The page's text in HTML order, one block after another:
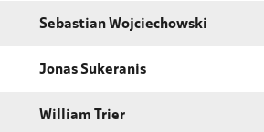
Sebastian Wojciechowski
Jonas Sukeranis
William Trier